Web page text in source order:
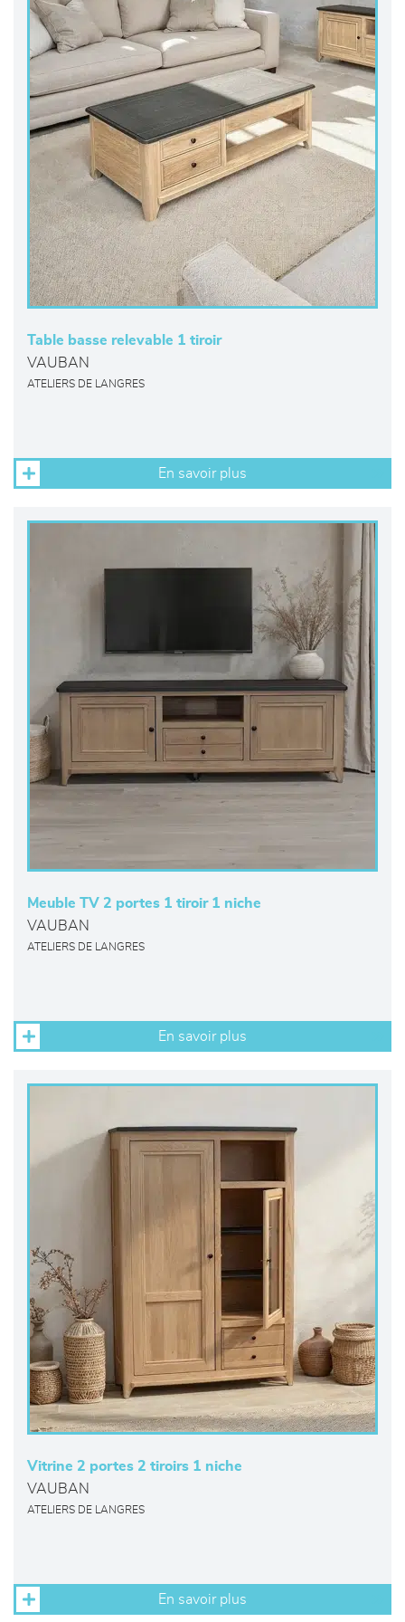
Table basse relevable 1 tiroir
VAUBAN
ATELIERS DE LANGRES
En savoir plus
Meuble TV 2 portes 1 tiroir 1 niche
VAUBAN
ATELIERS DE LANGRES
En savoir plus
Vitrine 2 portes 2 tiroirs 1 niche
VAUBAN
ATELIERS DE LANGRES
En savoir plus